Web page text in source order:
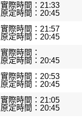
實際時間：21:33
原定時間：20:45
實際時間：21:57
原定時間：20:45
實際時間：
原定時間：20:45
實際時間：20:53
原定時間：20:45
實際時間：21:05
原定時間：20:45